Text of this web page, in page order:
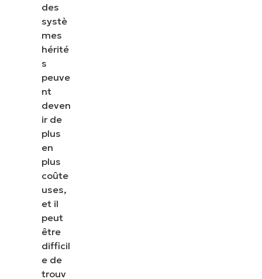
des
systè
mes
hérité
s
peuve
nt
deven
ir de
plus
en
plus
coûte
uses,
et il
peut
être
difficil
e de
trouv